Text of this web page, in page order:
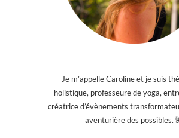
Je m’appelle Caroline et je suis
holistique, professeure de yoga,
créatrice d’évènements
aventurière des possibles.